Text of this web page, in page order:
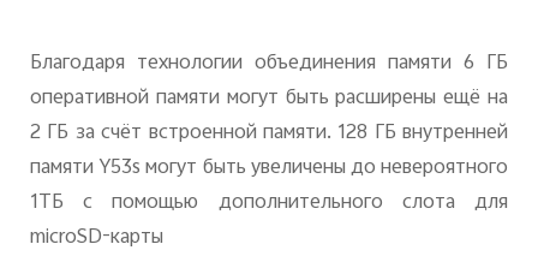
Благодаря технологии объединения памяти 6 ГБ
оперативной памяти могут быть расширены ещё на
2 ГБ за счёт встроенной памяти. 128 ГБ внутренней
памяти Y53s могут быть увеличены до невероятного
1ТБ с помощью дополнительного слота для
microSD-карты